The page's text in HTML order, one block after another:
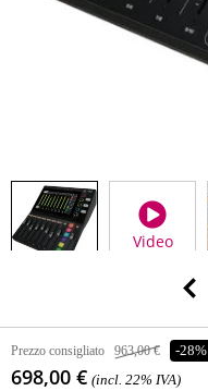
Video
Prezzo consigliato 963,00 € -28%
698,00 € (incl. 22% IVA)